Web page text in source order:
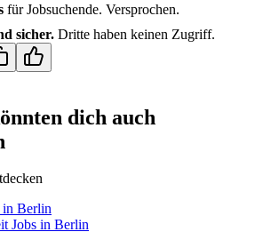
für Jobsuchende. Versprochen.
sicher. Dritte haben keinen Zugriff.
dich auch
in Berlin
Jobs in Berlin